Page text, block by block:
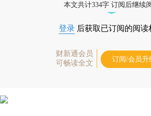
本文共计334字 订阅后继续
登录 后获取已订阅的阅读
财新通会员
可畅读全文
订阅/会员升